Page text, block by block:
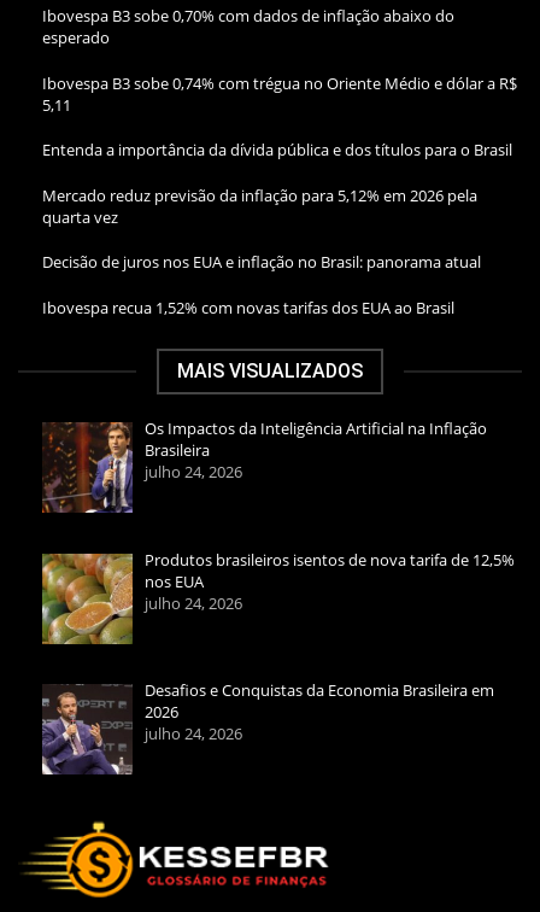
Ibovespa B3 sobe 0,70% com dados de inflação abaixo do
esperado
Ibovespa B3 sobe 0,74% com trégua no Oriente Médio e dólar a R$
5,11
Entenda a importância da dívida pública e dos títulos para o Brasil
Mercado reduz previsão da inflação para 5,12% em 2026 pela
quarta vez
Decisão de juros nos EUA e inflação no Brasil: panorama atual
Ibovespa recua 1,52% com novas tarifas dos EUA ao Brasil
MAIS VISUALIZADOS
Os Impactos da Inteligência Artificial na Inflação
Brasileira
julho 24, 2026
Produtos brasileiros isentos de nova tarifa de 12,5%
nos EUA
julho 24, 2026
Desafios e Conquistas da Economia Brasileira em
2026
julho 24, 2026